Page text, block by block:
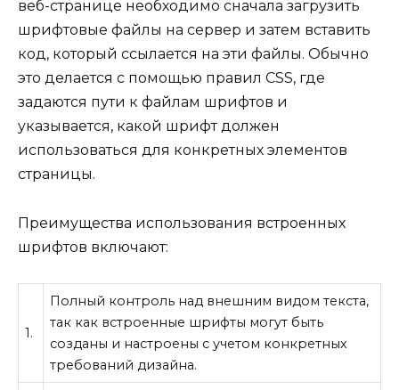
веб-странице необходимо сначала загрузить
шрифтовые файлы на сервер и затем вставить
код, который ссылается на эти файлы. Обычно
это делается с помощью правил CSS, где
задаются пути к файлам шрифтов и
указывается, какой шрифт должен
использоваться для конкретных элементов
страницы.
Преимущества использования встроенных
шрифтов включают:
1.
Полный контроль над внешним видом текста,
так как встроенные шрифты могут быть
созданы и настроены с учетом конкретных
требований дизайна.